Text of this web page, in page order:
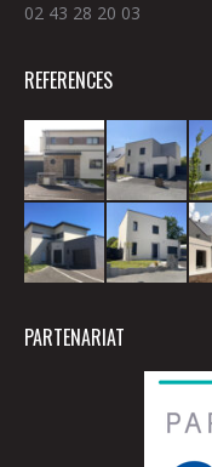
02 43 28 20 03
REFERENCES
PARTENARIAT